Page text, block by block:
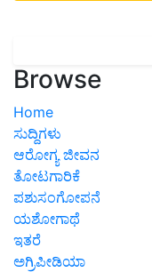
Browse
Home
ಸುದ್ದಿಗಳು
ಆರೋಗ್ಯ ಜೀವನ
ತೋಟಗಾರಿಕೆ
ಪಶುಸಂಗೋಪನೆ
ಯಶೋಗಾಥೆ
ಇತರೆ
ಅಗ್ರಿಪೀಡಿಯಾ